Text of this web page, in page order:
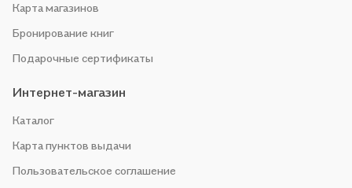
Карта магазинов
Бронирование книг
Подарочные сертификаты
Интернет-магазин
Каталог
Карта пунктов выдачи
Пользовательское соглашение